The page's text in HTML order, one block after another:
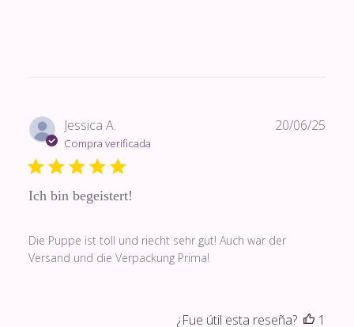
Jessica A.
Compra verificada
Ich bin begeistert!
Die Puppe ist toll und riecht sehr gut! Auch war der
Versand und die Verpackung Prima!
20/06/25
¿Fue útil esta reseña?
1